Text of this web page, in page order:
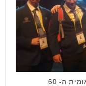
השנה התקיימה האולימפיאדה הבינלאומית ה- 60